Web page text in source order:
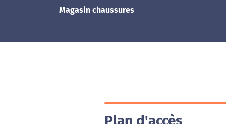
Magasin chaussures